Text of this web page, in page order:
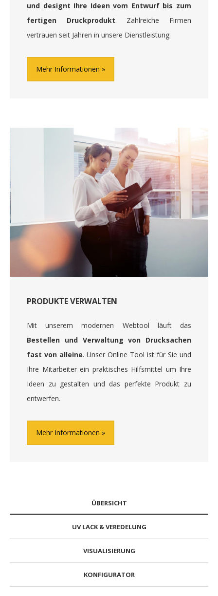
und designt Ihre Ideen vom Entwurf bis zum
fertigen Druckprodukt. Zahlreiche Firmen
vertrauen seit Jahren in unsere Dienstleistung.
Mehr Informationen
PRODUKTE VERWALTEN
Mit unserem modernen Webtool läuft das
Bestellen und Verwaltung von Drucksachen
fast von alleine. Unser Online Tool ist für Sie und
Ihre Mitarbeiter ein praktisches Hilfsmittel um Ihre
Ideen zu gestalten und das perfekte Produkt zu
entwerfen.
Mehr Informationen
ÜBERSICHT
UV LACK & VEREDELUNG
VISUALISIERUNG
KONFIGURATOR